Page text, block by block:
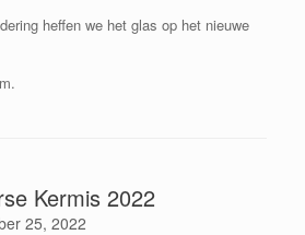
heffen we het glas op het nieuwe
Kermis 2022
25, 2022